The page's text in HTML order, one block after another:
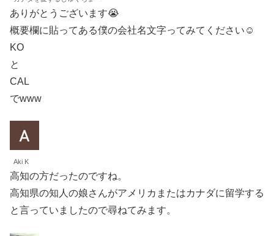
ありがとうございます😭
概要欄に貼ってある僕の会社名文字ってみてください☺️
KO
と
CAL
でwww
Aki K
高知の方だったのですね。
高知県の知人の娘さんがアメリカまたはカナダに留学する
と言っていましたので尋ねてみます。